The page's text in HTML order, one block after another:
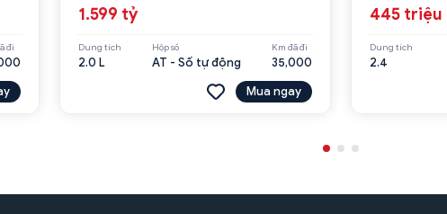
đi
1.599 tỷ
Dung tích
2.0 L
Hộp số
AT - Số tự động
Km đã đi
35,000
Mua ngay
445 triệu
Dung tích
2.4